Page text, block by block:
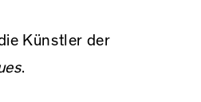
Künstler der
.